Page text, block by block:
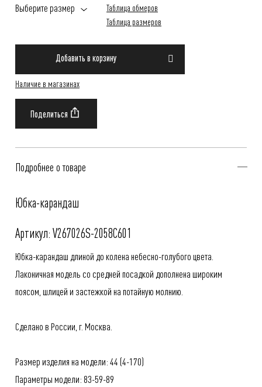
Выберите размер
Таблица обмеров
Таблица размеров
Добавить в корзину
Наличие в магазинах
Подробнее о товаре
Юбка-карандаш
Артикул: V267026S-2058C601
Юбка-карандаш длиной до колена небесно-голубого цвета.
Лаконичная модель со средней посадкой дополнена широким
поясом, шлицей и застежкой на потайную молнию.
Сделано в России, г. Москва.
Размер изделия на модели: 44 (4-170)
Параметры модели: 83-59-89